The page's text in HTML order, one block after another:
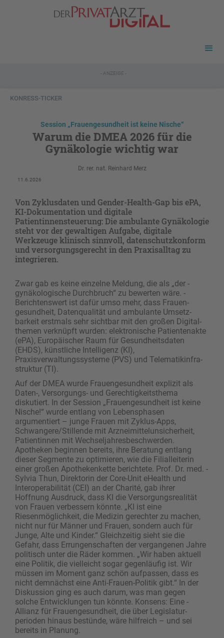
- ANZEIGE -
KONRESS-TICKER
Session „Frauengesundheit ist keine Nische“
Warum die DMEA 2026 für die
Gynäkologie wichtig war
Dr. rer. nat. Reinhard Merz
11.6.2026
Von Zyklusdaten und Gender-Health-Gap bis ePA,
KI-Dokumentation und digitale
Patientinnensteuerung: Die ambulante Gynäkologie
steht vor der gewaltigen Aufgabe, digitale
Werkzeuge klinisch sinnvoll, datenschutzkonform
und versorgungsgerecht in den Praxisalltag zu
integrieren.
Zwar gab es keine einzelne Meldung, die als „der­ ­
gynäkologische Durchbruch“ zu bewerten wäre. ­
Berichtenswert ist dafür umso mehr, dass Frauen­
gesundheit, Datenqualität und ambulante Umsetz­
barkeit erstmals sehr sichtbar mit den großen Digital­
themen verknüpft wurden: elektronische ­Patientenakte
(ePA), Europäischer Raum für ­Gesundheitsdaten
(EHDS), künstliche Intelligenz (KI),
Praxisverwaltungssysteme (PVS) und Telematikinfra-
struktur (TI).
Auf der DMEA wurde Frauengesundheit explizit als
Daten-, Versorgungs- und Gerechtigkeitsthema
diskutiert. In der Session „Frauengesundheit ist keine
Nische!“ wurde entlang von Lebensphasen
argumentiert – junge Frauen mit Zyklus-Apps,
Schwangere/Stillende mit Arzneimittelunsicherheit,
Patientinnen mit Wechseljahresbeschwerden.
Apotheken beginnen bereits, ihre Beratung entlang
dieser ­Segmente zu optimieren, wie die Filialleiterin
einer großen Apothekenkette berichtete. Prof. Dr. med. ­
Sylvia Thun, Direktorin der Core-Unit eHealth und
Interoperabilität (CEI) an der Charité, gab ihrer
Hoffnung Ausdruck, dass KI die Versorgungsrealität
von Frauen verbessern könnte. „KI ist eine
Riesenmöglichkeit, die Medizin gerechter zu machen,
nicht nur für Männer und Frauen, sondern auch für
Junge, Alte und Kinder.“ Gleichzeitig sieht sie die
Gefahr, dass Errungenschaften der vergangenen Jahre
politisch unter die Räder kommen. „Wir haben aktuell
eine Politik, die vielleicht sogar gegenläufig ist. Wir
müssen im Moment ganz schön aufpassen, dass es
nicht demnächst eine Anti-Frauen-Politik gibt.“ In der
Diskussion ging es auch darum, was man gegen
solche Entwicklungen tun könnte. Konsens: Eine­ ­
Allianz für Frauengesundheit, die über Legislatur­
perioden hinaus bestünde, wäre hilfreich – und sei
bereits in Planung.